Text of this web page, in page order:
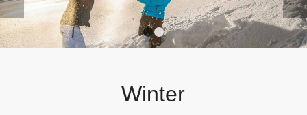
1 2
Winter